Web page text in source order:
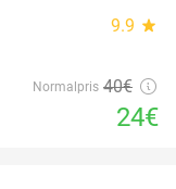
9.9 star
Normalpris 40€
24€